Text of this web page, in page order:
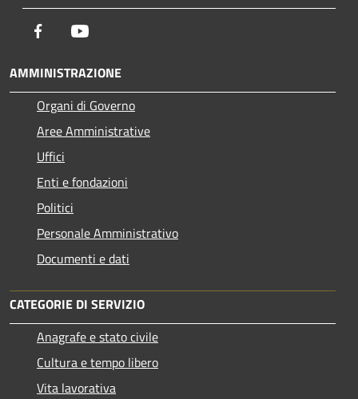
Facebook
AMMINISTRAZIONE
Organi di Governo
Aree Amministrative
Uffici
Enti e fondazioni
Politici
Personale Amministrativo
Documenti e dati
CATEGORIE DI SERVIZIO
Anagrafe e stato civile
Cultura e tempo libero
Vita lavorativa